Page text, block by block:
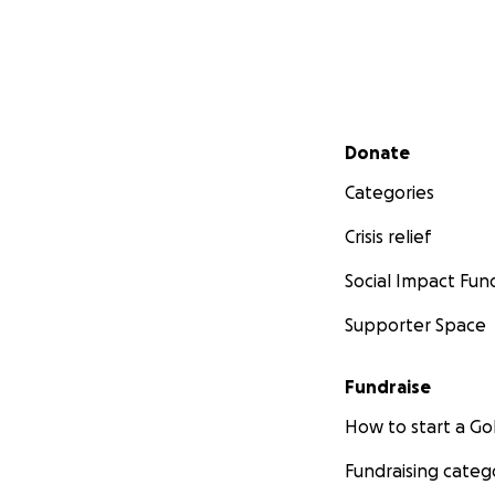
Secondary menu
Donate
Categories
Crisis relief
Social Impact
Supporter Space
Fundraise
How to start a
Fundraising